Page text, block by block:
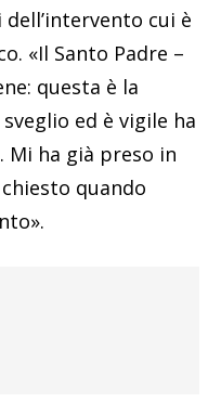
cui è
«Il Santo Padre –
questa è la
ed è vigile ha
ha già preso in
quando